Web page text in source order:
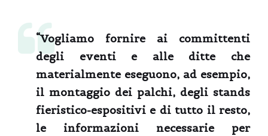
“Vogliamo fornire ai committenti
degli eventi e alle ditte che
materialmente eseguono, ad esempio,
il montaggio dei palchi, degli stands
fieristico-espositivi e di tutto il resto,
le informazioni necessarie per